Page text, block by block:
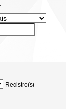
Registro(s)